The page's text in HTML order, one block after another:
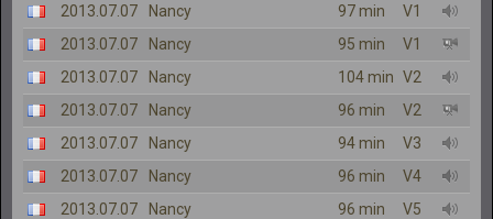
2013.07.07
Nancy 97 min
V1
2013.07.07
Nancy 95 min
V1
2013.07.07
Nancy 104 min V2
2013.07.07
Nancy 96 min
V2
2013.07.07
Nancy 94 min
V3
2013.07.07
Nancy 96 min
V4
2013.07.07
Nancy 96 min
V5